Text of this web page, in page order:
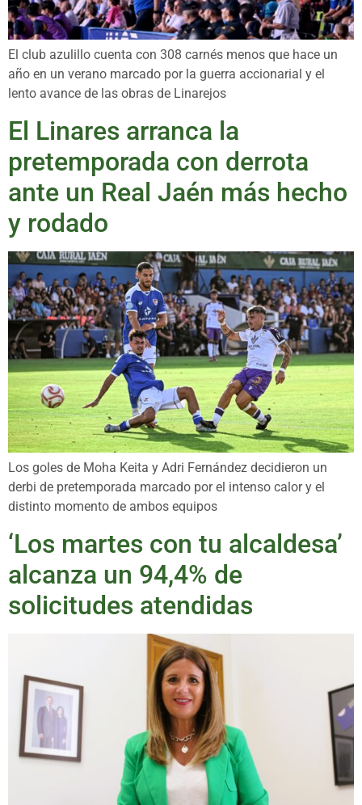
El club azulillo cuenta con 308 carnés menos que hace un
año en un verano marcado por la guerra accionarial y el
lento avance de las obras de Linarejos
El Linares arranca la
pretemporada con derrota
ante un Real Jaén más hecho
y rodado
Los goles de Moha Keita y Adri Fernández decidieron un
derbi de pretemporada marcado por el intenso calor y el
distinto momento de ambos equipos
‘Los martes con tu alcaldesa’
alcanza un 94,4% de
solicitudes atendidas